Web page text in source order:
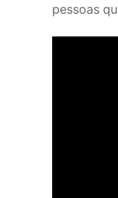
pessoas